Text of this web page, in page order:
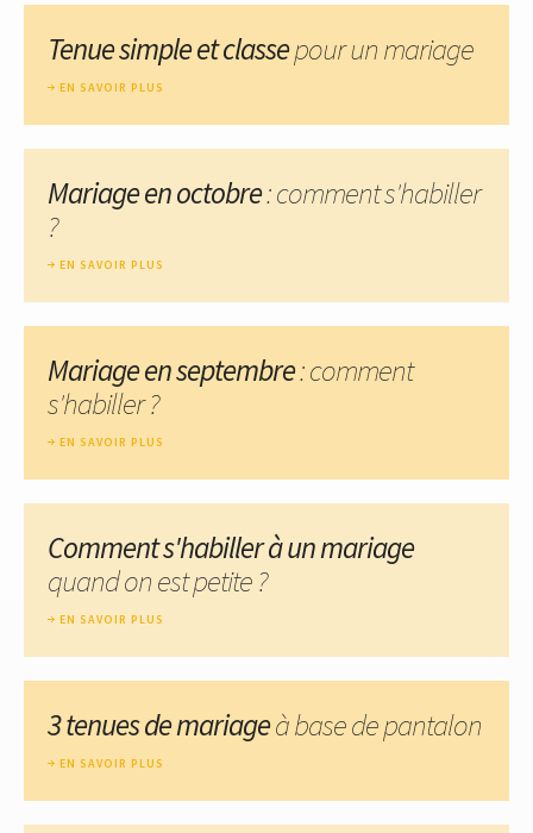
Tenue simple et classepour un mariage
EN SAVOIR PLUS
Mariage en octobre: comment s'habiller
?
EN SAVOIR PLUS
Mariage en septembre: comment
s'habiller ?
EN SAVOIR PLUS
Comment s'habiller à un mariage
quand on est petite ?
EN SAVOIR PLUS
3 tenues de mariageà base de pantalon
EN SAVOIR PLUS